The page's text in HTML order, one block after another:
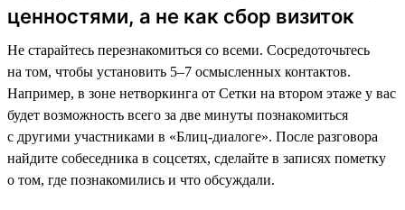
ценностями, а не как сбор визиток
Не старайтесь перезнакомиться со всеми. Сосредоточьтесь
на том, чтобы установить 5–7 осмысленных контактов.
Например, в зоне нетворкинга от Сетки на втором этаже у вас
будет возможность всего за две минуты познакомиться
с другими участниками в «Блиц-диалоге». После разговора
найдите собеседника в соцсетях, сделайте в записях пометку
о том, где познакомились и что обсуждали.